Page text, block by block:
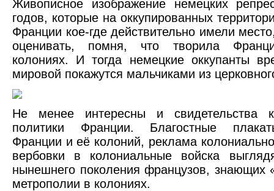
Живописное изображение немецких
годов, которые на оккупированных
Франции кое-где действительно имели
оценивать, помня, что творила
колониях. И тогда немецкие оккупанты
мировой покажутся мальчиками из
Не менее интересны и свидетельства
политики Франции. Благостные
Франции и её колоний, реклама
вербовки в колониальные войска
нынешнего поколения французов, знающих
метрополии в колониях.